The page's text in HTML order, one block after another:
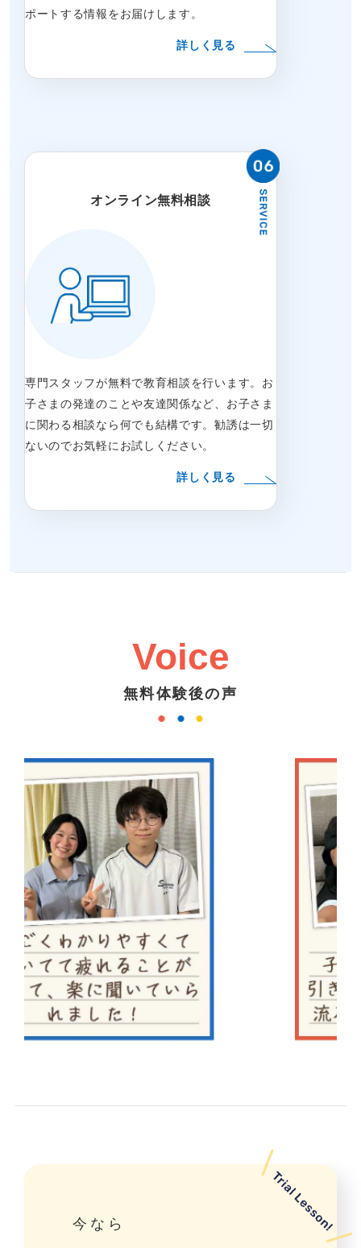
ポートする情報をお届けします。
詳しく見る
オンライン無料相談
専門スタッフが無料で教育相談を行います。お
子さまの発達のことや友達関係など、お子さま
に関わる相談なら何でも結構です。勧誘は一切
ないのでお気軽にお試しください。
詳しく見る
Voice
無料体験後の声
今なら